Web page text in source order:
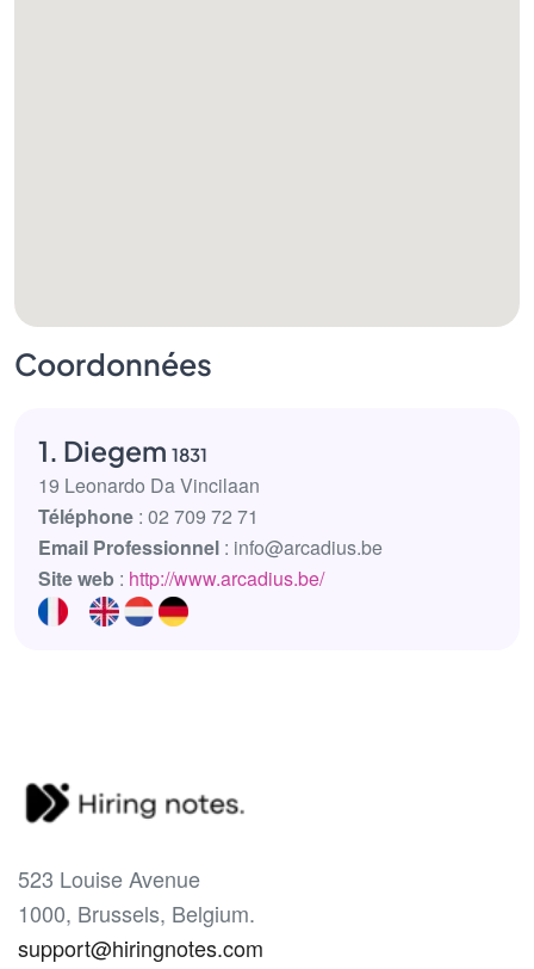
Coordonnées
1. Diegem 1831
19 Leonardo Da Vincilaan
Téléphone : 02 709 72 71
Email Professionnel : info@arcadius.be
Site web : http://www.arcadius.be/
523 Louise Avenue
1000, Brussels, Belgium.
support@hiringnotes.com